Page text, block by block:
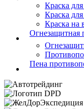
Краска
Краска
Краска на
Огнезащитная
Пена